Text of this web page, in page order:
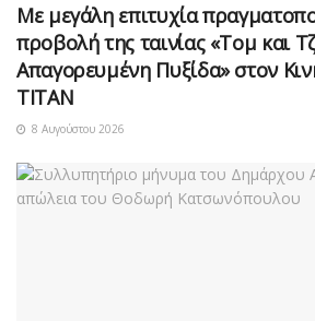
Με μεγάλη επιτυχία
προβολή της ταινίας «Τομ και
Απαγορευμένη Πυξίδα» στον
ΤΙΤΑΝ
8 Αυγούστου 2026